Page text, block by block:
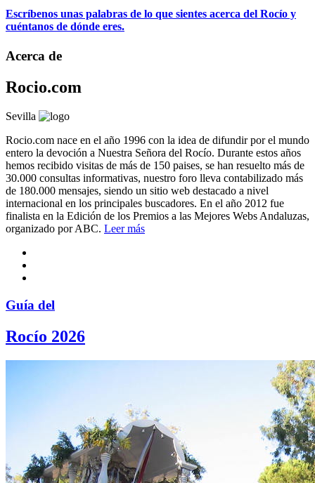
Escríbenos unas palabras de lo que sientes acerca del Rocío y
cuéntanos de dónde eres.
Acerca de
Rocio.com
Sevilla
Rocio.com nace en el año 1996 con la idea de difundir por el mundo
entero la devoción a Nuestra Señora del Rocío. Durante estos años
hemos recibido visitas de más de 150 paises, se han resuelto más de
30.000 consultas informativas, nuestro foro lleva contabilizado más
de 180.000 mensajes, siendo un sitio web destacado a nivel
internacional en los principales buscadores. En el año 2012 fue
finalista en la Edición de los Premios a las Mejores Webs Andaluzas,
organizado por ABC. Leer más
Guía del
Rocío 2026